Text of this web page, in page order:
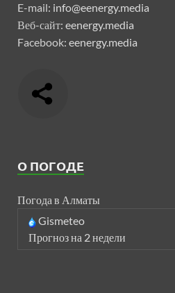
E-mail: info@eenergy.media
Веб-сайт: eenergy.media
Facebook: eenergy.media
О ПОГОДЕ
Погода в Алматы
Gismeteo
Прогноз на 2 недели